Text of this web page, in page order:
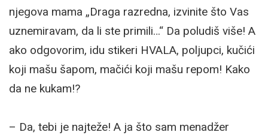
njegova mama „Draga razredna, izvinite što Vas
uznemiravam, da li ste primili…“ Da poludiš više! A
ako odgovorim, idu stikeri HVALA, poljupci, kučići
koji mašu šapom, mačići koji mašu repom! Kako
da ne kukam!?
– Da, tebi je najteže! A ja što sam menadžer